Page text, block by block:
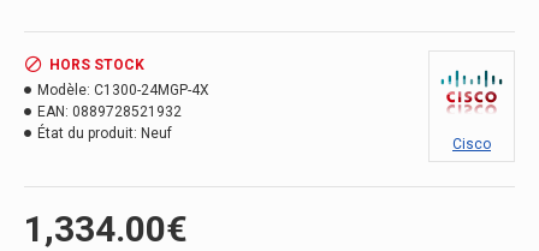
1,334.00€
HORS STOCK
Modèle: C1300-24MGP-4X
EAN: 0889728521932
État du produit: Neuf
Cisco